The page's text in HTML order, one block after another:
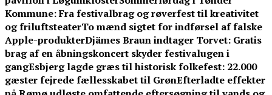
Kommune: Fra festivalbrag og røverfest til kreativitet
og friluftsteaterTo mænd sigtet for indførsel af falske
Apple-produkterDjämes Braun indtager Torvet: Gratis
brag af en åbningskoncert skyder festivalugen i
gangEsbjerg lagde græs til historisk folkefest: 22.000
gæster fejrede fællesskabet til GrønEfterladte effekter